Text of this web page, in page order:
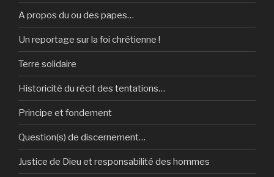
A propos du ou des papes…
Un reportage sur la foi chrétienne !
Terre solidaire
Historicité du récit des tentations…
Principe et fondement
Question(s) de discernement…
Justice de Dieu et responsabilité des hommes